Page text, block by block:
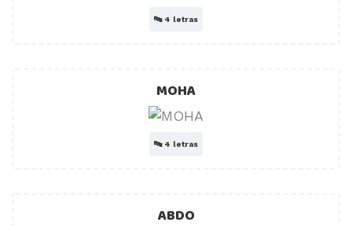
🔤 4 letras
MOHA
🔤 4 letras
ABDO